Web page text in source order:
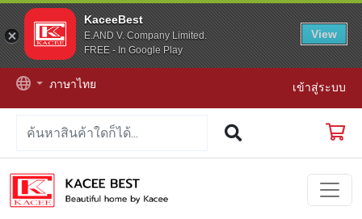
KaceeBest
E.AND V. Company Limited.
FREE - In Google Play
View
ภาษาไทย เข้าสู่ระบบ